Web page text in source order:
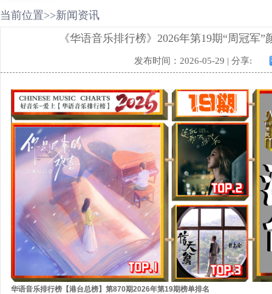
当前位置>>新闻资讯
《华语音乐排行榜》2026年第19期“周冠军
发布时间：2026-05-29 | 分享:
华语音乐排行榜【港台总榜】第870期2026年第19期榜单排名